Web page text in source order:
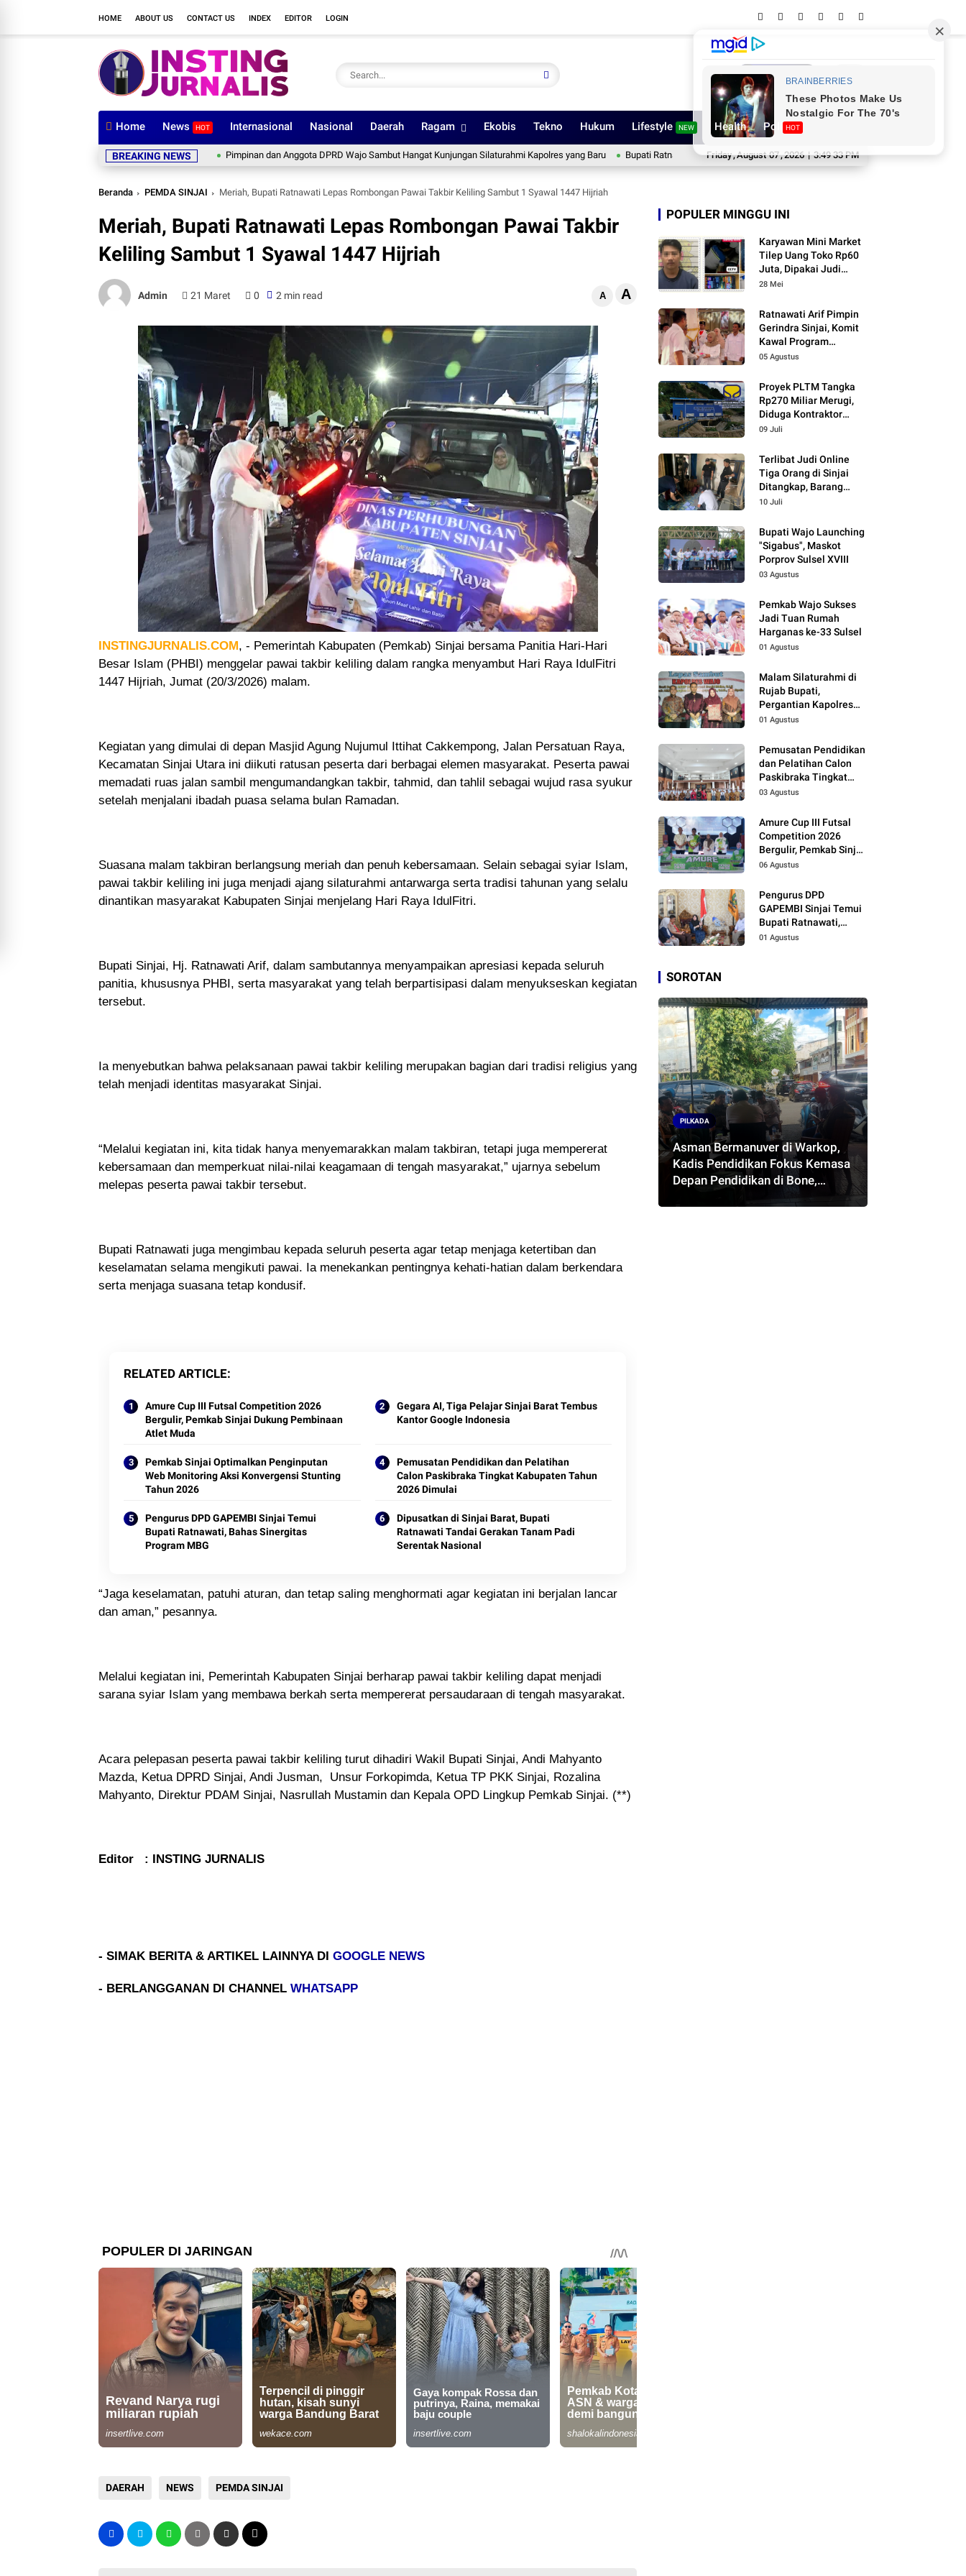
HOME ABOUT US CONTACT US INDEX EDITOR LOGIN
Network
Home News HOT Internasional Nasional Daerah Ragam Ekobis Tekno Hukum Lifestyle NEW Health Poll HOT
Friday,August 07,2026|3:49 34 PM
BREAKING NEWSPimpinan dan Anggota DPRD Wajo Sambut Hangat Kunjungan Silaturahmi Kapolres yang Baru Bupati Ratnawati Lepas Kontingen Sinjai ke Jamnas XII, Pesannya Sungguh Menggugah Hati
Beranda PEMDA SINJAI Meriah, Bupati Ratnawati Lepas Rombongan Pawai Takbir Keliling Sambut 1 Syawal 1447 Hijriah
Meriah, Bupati Ratnawati Lepas Rombongan Pawai Takbir
Keliling Sambut 1 Syawal 1447 Hijriah
Admin 21 Maret 0 2 min read A A
INSTINGJURNALIS.COM, - Pemerintah Kabupaten (Pemkab) Sinjai bersama Panitia Hari-Hari
Besar Islam (PHBI) menggelar pawai takbir keliling dalam rangka menyambut Hari Raya IdulFitri
1447 Hijriah, Jumat (20/3/2026) malam.
Kegiatan yang dimulai di depan Masjid Agung Nujumul Ittihat Cakkempong, Jalan Persatuan Raya,
Kecamatan Sinjai Utara ini diikuti ratusan peserta dari berbagai elemen masyarakat. Peserta pawai
memadati ruas jalan sambil mengumandangkan takbir, tahmid, dan tahlil sebagai wujud rasa syukur
setelah menjalani ibadah puasa selama bulan Ramadan.
Suasana malam takbiran berlangsung meriah dan penuh kebersamaan. Selain sebagai syiar Islam,
pawai takbir keliling ini juga menjadi ajang silaturahmi antarwarga serta tradisi tahunan yang selalu
dinantikan masyarakat Kabupaten Sinjai menjelang Hari Raya IdulFitri.
Bupati Sinjai, Hj. Ratnawati Arif, dalam sambutannya menyampaikan apresiasi kepada seluruh
panitia, khususnya PHBI, serta masyarakat yang telah berpartisipasi dalam menyukseskan kegiatan
tersebut.
Ia menyebutkan bahwa pelaksanaan pawai takbir keliling merupakan bagian dari tradisi religius yang
telah menjadi identitas masyarakat Sinjai.
“Melalui kegiatan ini, kita tidak hanya menyemarakkan malam takbiran, tetapi juga mempererat
kebersamaan dan memperkuat nilai-nilai keagamaan di tengah masyarakat,” ujarnya sebelum
melepas peserta pawai takbir tersebut.
Bupati Ratnawati juga mengimbau kepada seluruh peserta agar tetap menjaga ketertiban dan
keselamatan selama mengikuti pawai. Ia menekankan pentingnya kehati-hatian dalam berkendara
serta menjaga suasana tetap kondusif.
RELATED ARTICLE
Amure Cup III Futsal Competition 2026
Bergulir, Pemkab Sinjai Dukung Pembinaan
Atlet Muda
Gegara AI, Tiga Pelajar Sinjai Barat Tembus
Kantor Google Indonesia
Pemkab Sinjai Optimalkan Penginputan
Web Monitoring Aksi Konvergensi Stunting
Tahun 2026
Pemusatan Pendidikan dan Pelatihan
Calon Paskibraka Tingkat Kabupaten Tahun
2026 Dimulai
Pengurus DPD GAPEMBI Sinjai Temui
Bupati Ratnawati, Bahas Sinergitas
Program MBG
Dipusatkan di Sinjai Barat, Bupati
Ratnawati Tandai Gerakan Tanam Padi
Serentak Nasional
“Jaga keselamatan, patuhi aturan, dan tetap saling menghormati agar kegiatan ini berjalan lancar
dan aman,” pesannya.
Melalui kegiatan ini, Pemerintah Kabupaten Sinjai berharap pawai takbir keliling dapat menjadi
sarana syiar Islam yang membawa berkah serta mempererat persaudaraan di tengah masyarakat.
Acara pelepasan peserta pawai takbir keliling turut dihadiri Wakil Bupati Sinjai, Andi Mahyanto
Mazda, Ketua DPRD Sinjai, Andi Jusman, Unsur Forkopimda, Ketua TP PKK Sinjai, Rozalina
Mahyanto, Direktur PDAM Sinjai, Nasrullah Mustamin dan Kepala OPD Lingkup Pemkab Sinjai. (**)
Editor : INSTING JURNALIS
- SIMAK BERITA & ARTIKEL LAINNYA DI GOOGLE NEWS
- BERLANGGANAN DI CHANNEL WHATSAPP
DAERAH NEWS PEMDA SINJAI
POPULER MINGGU INI
Karyawan Mini Market
Tilep Uang Toko Rp60
Juta, Dipakai Judi
Online
28 Mei
Ratnawati Arif Pimpin
Gerindra Sinjai, Komit
Kawal Program
Prabowo
05 Agustus
Proyek PLTM Tangka
Rp270 Miliar Merugi,
Diduga Kontraktor
Tidak Profesional,
09 Juli
Terlibat Judi Online
Tiga Orang di Sinjai
Ditangkap, Barang
Bukti Kupon Putih
10 Juli
Bupati Wajo Launching
"Sigabus", Maskot
Porprov Sulsel XVIII
03 Agustus
Pemkab Wajo Sukses
Jadi Tuan Rumah
Harganas ke-33 Sulsel
01 Agustus
Malam Silaturahmi di
Rujab Bupati,
Pergantian Kapolres
Wajo Jadi Momentum
01 Agustus
Pemusatan Pendidikan
dan Pelatihan Calon
Paskibraka Tingkat
Kabupaten Tahun 2026
03 Agustus
Amure Cup III Futsal
Competition 2026
Bergulir, Pemkab Sinjai
Dukung Pembinaan
06 Agustus
Pengurus DPD
GAPEMBI Sinjai Temui
Bupati Ratnawati,
Bahas Sinergitas
01 Agustus
SOROTAN
PILKADA
Asman Bermanuver di Warkop,
Kadis Pendidikan Fokus Kemasa
Depan Pendidikan di Bone,
Akankah Terwujud Pasangan